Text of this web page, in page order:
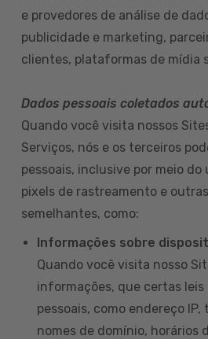
e provedores de análise de
publicidade e marketing,
clientes, plataformas de mídia
Dados pessoais coletados
Quando você visita nossos
Serviços, nós e os terceiros
pessoais, inclusive por meio do
pixels de rastreamento e
semelhantes, como:
Informações sobre
Quando você visita nosso
informações, que certas
pessoais, como endereço
nomes de domínio, horários